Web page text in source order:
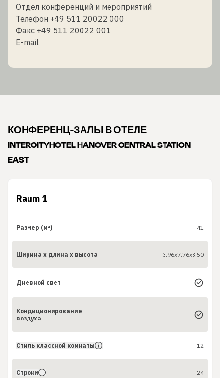
Отдел конференций и мероприятий
Телефон +49 511 20022 000
Факс +49 511 20022 001
E-mail
КОНФЕРЕНЦ-ЗАЛЫ В ОТЕЛЕ
INTERCITYHOTEL HANOVER CENTRAL STATION
EAST
Raum 1
Размер (м²) 41
Ширина x длина x высота 3.96x7.76x3.50
Дневной свет
Кондиционирование
воздуха
Стиль классной комнаты 12
Строки 24